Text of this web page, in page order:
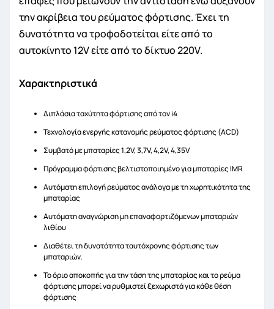
την ακρίβεια του ρεύματος φόρτισης. Έχει τη
δυνατότητα να τροφοδοτείται είτε από το
αυτοκίνητο 12V είτε από το δίκτυο 220V.
Χαρακτηριστικά
Διπλάσια ταχύτητα φόρτισης από τον i4
Τεχνολογία ενεργής κατανομής ρεύματος φόρτισης (ACD)
Συμβατό με μπαταρίες 1,2V, 3,7V, 4,2V, 4,35V
Πρόγραμμα φόρτισης βελτιστοποιημένο για μπαταρίες IMR
Αυτόματη επιλογή ρεύματος ανάλογα με τη χωρητικότητα της
μπαταρίας
Αυτόματη αναγνώριση μη επαναφορτιζόμενων μπαταριών
λιθίου
Διαθέτει τη δυνατότητα ταυτόχρονης φόρτισης των
μπαταριών.
Το όριο αποκοπής για την τάση της μπαταρίας και το ρεύμα
φόρτισης μπορεί να ρυθμιστεί ξεχωριστά για κάθε θέση
φόρτισης